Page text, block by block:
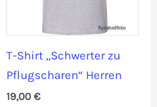
T-Shirt „Schwerter zu
Pflugscharen“ Herren
19,00 €